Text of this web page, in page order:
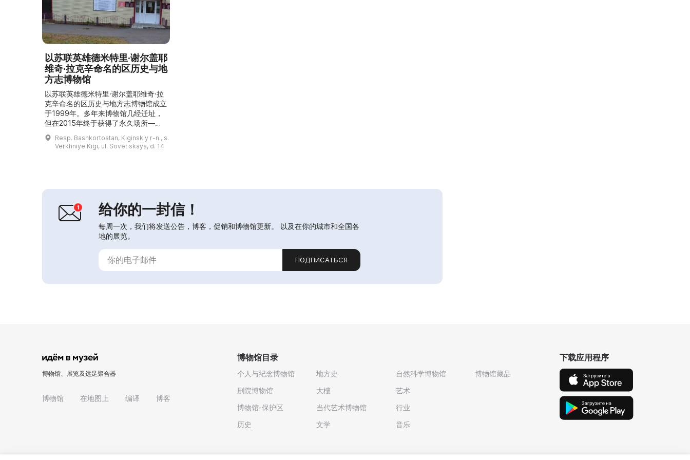
以苏联英雄德米特里·谢尔盖耶
维奇·拉克辛命名的区历史与地
方志博物馆
以苏联英雄德米特里·谢尔盖耶维奇·拉
克辛命名的区历史与地方志博物馆成立
于1999年。多年来博物馆几经迁址，
但在2015年终于获得了永久场所——
原电影放映与租赁大楼，已完成全面修
缮。博物馆设有三个展厅：劳动荣誉
厅、战斗荣誉厅和民族志厅。馆藏共计
物品。...
Resp. Bashkortostan, Kiginskiy r-n., s.
Verkhniye Kigi, ul. Sovet·skaya, d. 14
给你的一封信！
每周一次，我们将发送公告，博客，促销和博物馆更新。 以及在你的城市和全国各
地的展览。
ПОДПИСАТЬСЯ
博物馆、展览及远足聚合器
博物馆 在地图上 编译 博客
博物馆目录
个人与纪念博物馆
剧院博物馆
博物馆-保护区
历史
地方史
大樓
当代艺术博物馆
文学
自然科学博物馆
艺术
行业
音乐
博物馆藏品
下载应用程序